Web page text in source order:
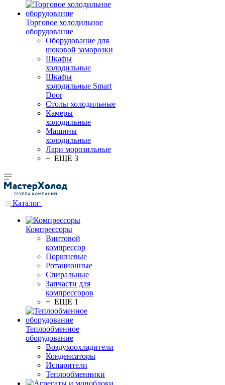
Торговое холодильное
оборудование
Оборудование для
шоковой заморозки
Шкафы
холодильные
Шкафы
холодильные Smart
Door
Столы холодильные
Камеры
холодильные
Машины
холодильные
Лари морозильные
+ ЕЩЕ 3
Каталог
Компрессоры
Винтовой
компрессор
Поршневые
Ротационные
Спиральные
Запчасти для
компрессоров
+ ЕЩЕ 1
Теплообменное
оборудование
Воздухоохладители
Конденсаторы
Испарители
Теплообменники